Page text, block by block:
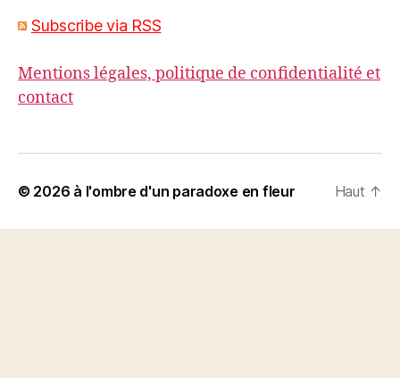
Subscribe via RSS
Mentions légales, politique de confidentialité et
contact
© 2026 à l'ombre d'un paradoxe en fleur Haut ↑